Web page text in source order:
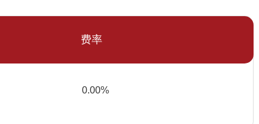
费率
0.00%